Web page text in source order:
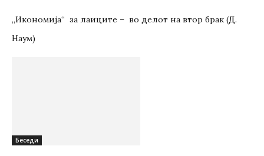
„Икономија“ за лаиците – во делот на втор брак (Д.
Наум)
Беседи